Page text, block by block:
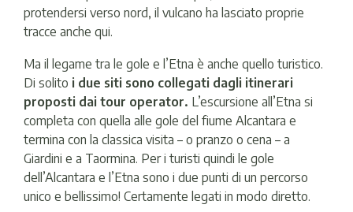
protendersi verso nord, il vulcano ha lasciato proprie
tracce anche qui.
Ma il legame tra le gole e l’Etna è anche quello turistico.
Di solito i due siti sono collegati dagli itinerari
proposti dai tour operator. L’escursione all’Etna si
completa con quella alle gole del fiume Alcantara e
termina con la classica visita – o pranzo o cena – a
Giardini e a Taormina. Per i turisti quindi le gole
dell’Alcantara e l’Etna sono i due punti di un percorso
unico e bellissimo! Certamente legati in modo diretto.